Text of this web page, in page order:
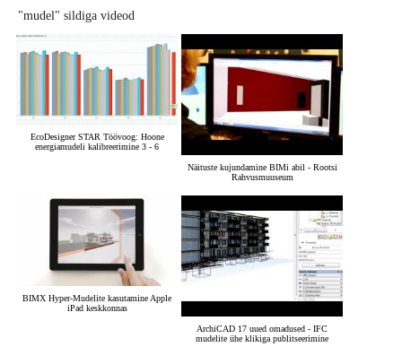
"mudel" sildiga videod
EcoDesigner STAR Töövoog: Hoone
energiamudeli kalibreerimine 3 - 6
Näituste kujundamine BIMi abil - Rootsi
Rahvusmuuseum
BIMX Hyper-Mudelite kasutamine Apple
iPad keskkonnas
ArchiCAD 17 uued omadused - IFC
mudelite ühe klikiga publitseerimine